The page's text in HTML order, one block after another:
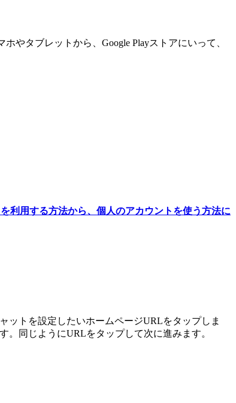
やタブレットから、Google Playストアにいって、
利用する方法から、個人のアカウントを使う方法に
ットを設定したいホームページURLをタップしま
同じようにURLをタップして次に進みます。